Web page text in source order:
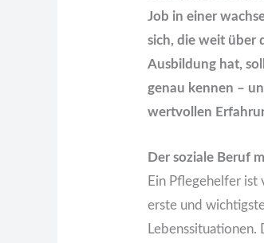
Job in einer
sich, die weit über
Ausbildung hat,
genau kennen –
wertvollen
Der soziale Beruf
Ein Pflegehelfer ist
erste und
Lebenssituationen.